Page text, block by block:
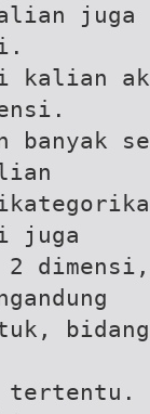
juga
kalian
banyak
juga